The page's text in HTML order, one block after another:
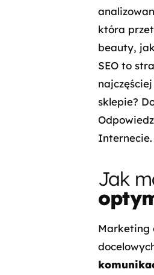
która
beauty,
SEO to
sklepie?
Internecie.
Jak
Marketing